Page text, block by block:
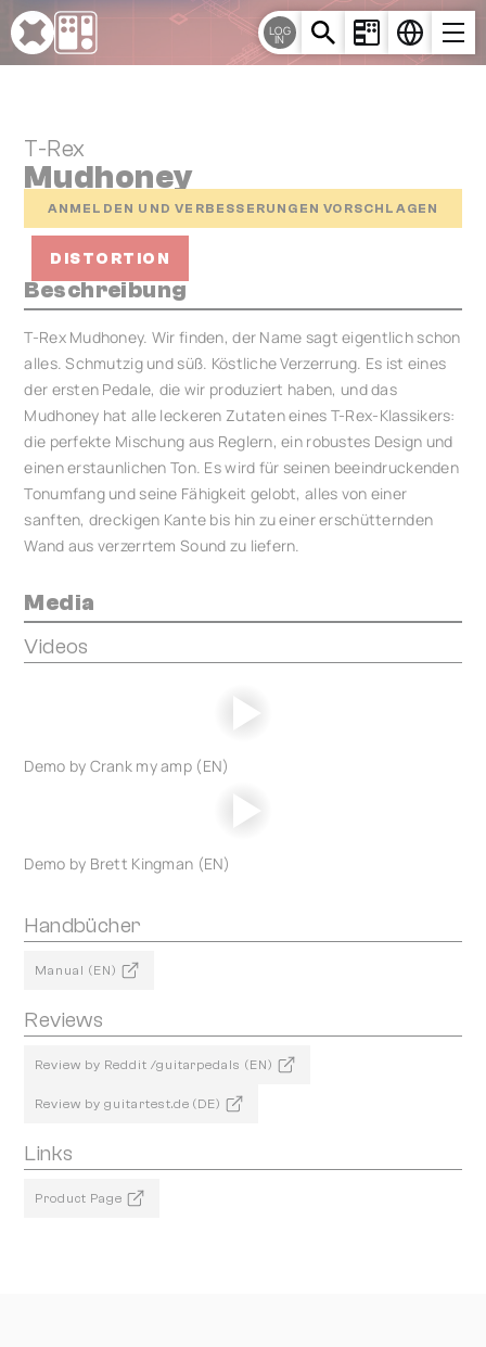
Cookie-Einstellungen
LOG
IN
T-Rex
Mudhoney
ANMELDEN UND VERBESSERUNGEN VORSCHLAGEN
DISTORTION
Beschreibung
T-Rex Mudhoney. Wir finden, der Name sagt eigentlich schon
alles. Schmutzig und süß. Köstliche Verzerrung. Es ist eines
der ersten Pedale, die wir produziert haben, und das
Mudhoney hat alle leckeren Zutaten eines T-Rex-Klassikers:
die perfekte Mischung aus Reglern, ein robustes Design und
einen erstaunlichen Ton. Es wird für seinen beeindruckenden
Tonumfang und seine Fähigkeit gelobt, alles von einer
sanften, dreckigen Kante bis hin zu einer erschütternden
Wand aus verzerrtem Sound zu liefern.
Media
Videos
Demo by Crank my amp (EN)
Demo by Brett Kingman (EN)
Handbücher
Manual (EN)
Reviews
Review by Reddit /guitarpedals (EN)
Review by guitartest.de (DE)
Links
Product Page